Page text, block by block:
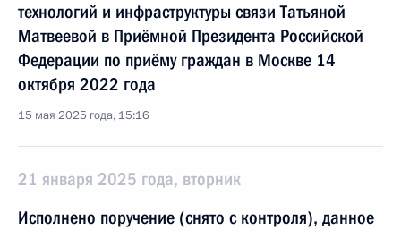
технологий и инфраструктуры связи Татьяной
Матвеевой в Приёмной Президента Российской
Федерации по приёму граждан в Москве 14
октября 2022 года
15 мая 2025 года, 15:16
21 января 2025 года, вторник
Исполнено поручение (снято с контроля), данное